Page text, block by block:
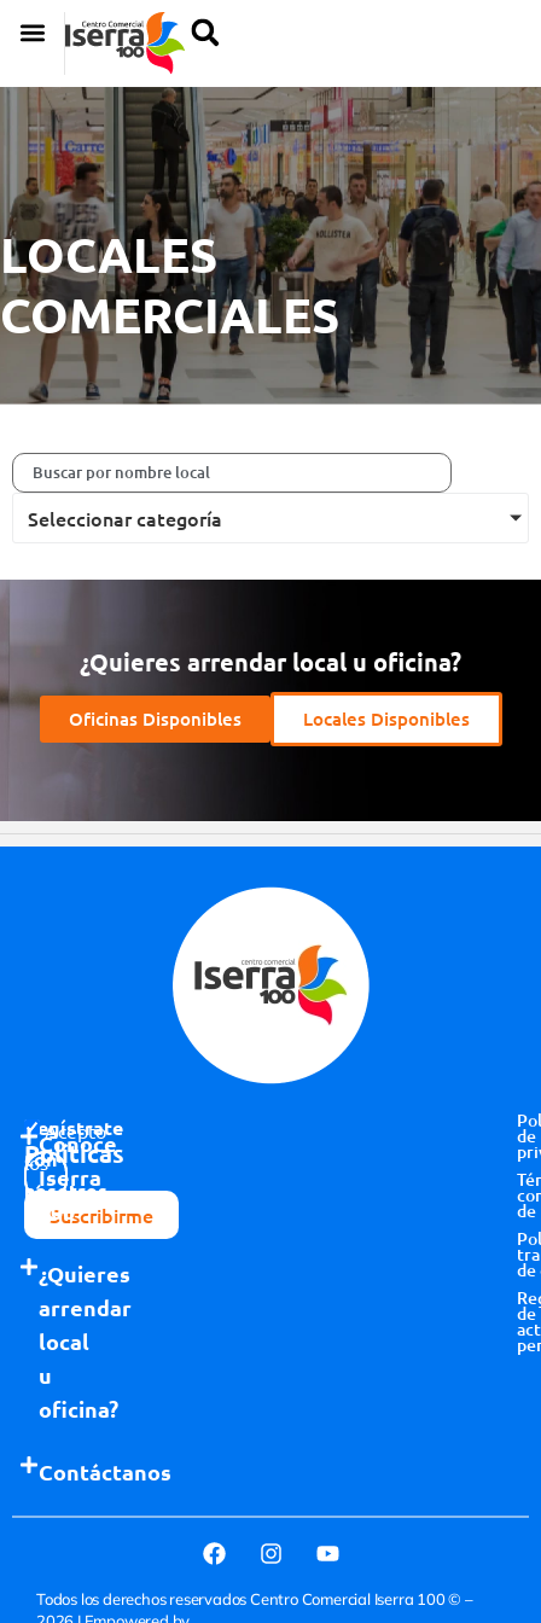
LOCALES
COMERCIALES
Seleccionar categoría
¿Quieres arrendar local u oficina?
Oficinas Disponibles Locales Disponibles
Regístrate
con
nosotros
Acepto
los
términos y
condiciones
Suscribirme
Conoce
Iserra
100
¿Quieres
arrendar
local
u
oficina?
Contáctanos
Políticas
de
de
de
de
Todos los derechos reservados Centro Comercial Iserra 100 © –